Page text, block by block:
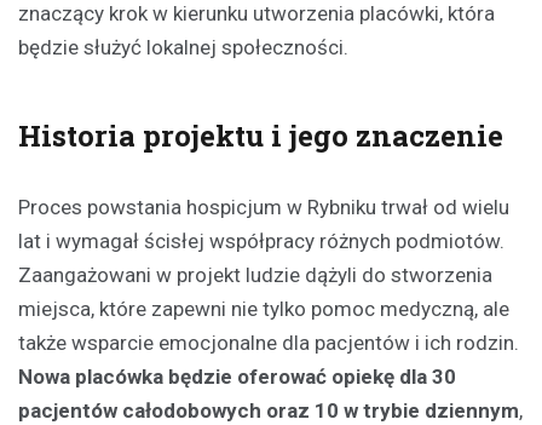
znaczący krok w kierunku utworzenia placówki, która
będzie służyć lokalnej społeczności.
Historia projektu i jego znaczenie
Proces powstania hospicjum w Rybniku trwał od wielu
lat i wymagał ścisłej współpracy różnych podmiotów.
Zaangażowani w projekt ludzie dążyli do stworzenia
miejsca, które zapewni nie tylko pomoc medyczną, ale
także wsparcie emocjonalne dla pacjentów i ich rodzin.
Nowa placówka będzie oferować opiekę dla 30
pacjentów całodobowych oraz 10 w trybie dziennym,